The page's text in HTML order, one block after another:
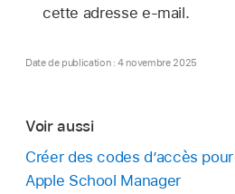
cette adresse e-mail.
Date de publication : 4 novembre 2025
Voir aussi
Créer des codes d’accès
Apple School Manager